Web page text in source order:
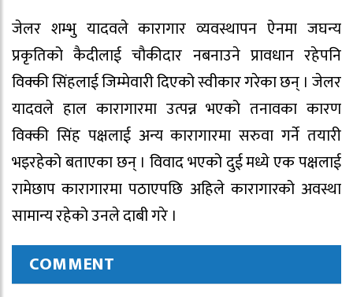
जेलर शम्भु यादवले कारागार व्यवस्थापन ऐनमा जघन्य
प्रकृतिको कैदीलाई चौकीदार नबनाउने प्रावधान रहेपनि
विक्की सिंहलाई जिम्मेवारी दिएको स्वीकार गरेका छन् । जेलर
यादवले हाल कारागारमा उत्पन्न भएको तनावका कारण
विक्की सिंह पक्षलाई अन्य कारागारमा सरुवा गर्ने तयारी
भइरहेको बताएका छन् । विवाद भएको दुई मध्ये एक पक्षलाई
रामेछाप कारागारमा पठाएपछि अहिले कारागारको अवस्था
सामान्य रहेको उनले दाबी गरे ।
COMMENT